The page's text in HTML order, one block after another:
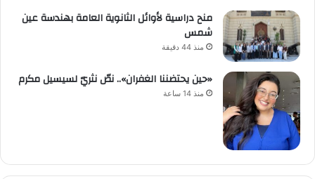
منح دراسية لأوائل الثانوية العامة بهندسة عين
شمس
منذ 44 دقيقة
«حين يحتضننا الغفران».. نصّ نثريّ لسيسيل مكرم
منذ 14 ساعة